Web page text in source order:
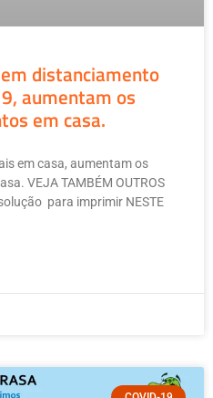
distanciamento
aumentam os
em casa.
em casa, aumentam os
VEJA TAMBÉM OUTROS
para imprimir NESTE